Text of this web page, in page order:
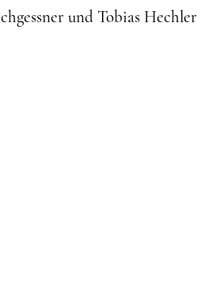
und Tobias Hechler